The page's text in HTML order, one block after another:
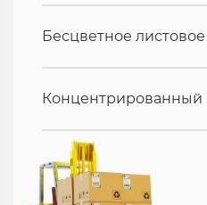
Бесцветное
Концентрированный